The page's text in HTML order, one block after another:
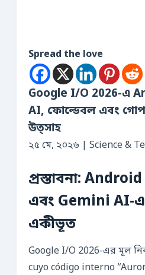
Spread the love
Google I/O 2026-এ
AI, ফোল্ডেবল এবং
উত্সাহ
২৫ মে, ২০২৬ | Science &
প্রস্তাবনা:
এবং Gemini AI-
একীভূত
Google I/O 2026-এর মূল
cuyo código interno